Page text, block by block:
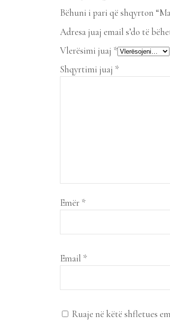
Bëhuni i pari që shqyrton
Adresa juaj email s’do të
Vlerësimi juaj *
Shqyrtimi juaj *
Emër *
Email *
Ruaje në këtë shfletues